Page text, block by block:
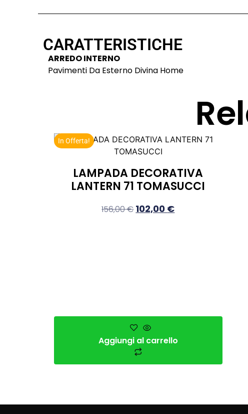
CARATTERISTICHE
ARREDO INTERNO
Pavimenti Da Esterno Divina Home
In Offerta!
LAMPADA DECORATIVA
LANTERN 71 TOMASUCCI
156,00€ 102,00 €
Aggiungi al carrello